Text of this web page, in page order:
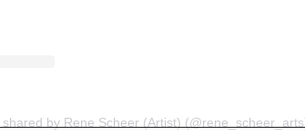
shared by Rene Scheer (Artist)